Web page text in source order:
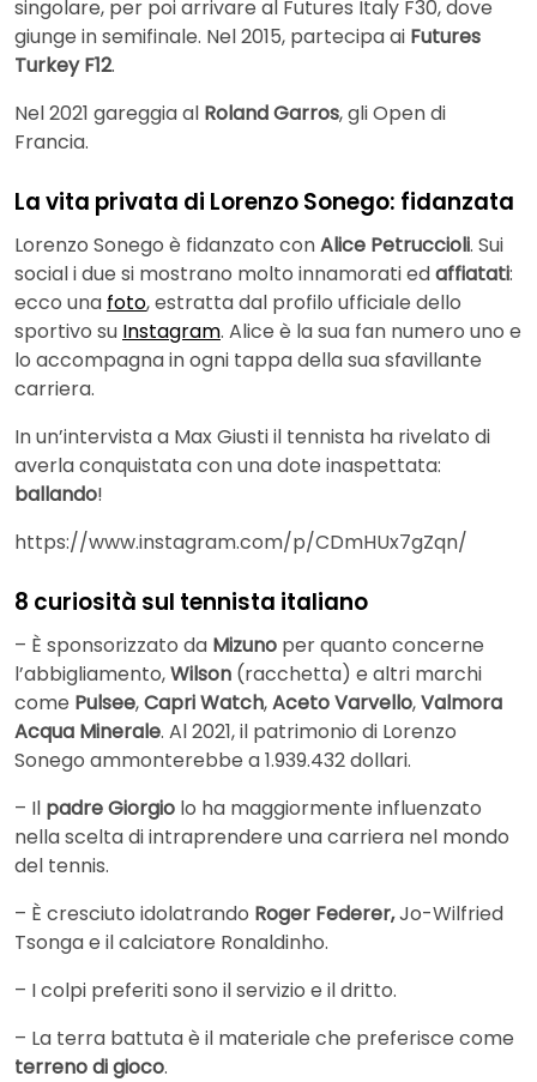
singolare, per poi arrivare al Futures Italy F30, dove
giunge in semifinale. Nel 2015, partecipa ai Futures
Turkey F12.
Nel 2021 gareggia al Roland Garros, gli Open di
Francia.
La vita privata di Lorenzo Sonego: fidanzata
Lorenzo Sonego è fidanzato conAlice Petruccioli. Sui
social i due si mostrano molto innamorati edaffiatati:
ecco una foto, estratta dal profilo ufficiale dello
sportivo su Instagram. Alice è la sua fan numero uno e
lo accompagna in ogni tappa della sua sfavillante
carriera.
In un’intervista a Max Giusti il tennista ha rivelato di
averla conquistata con una dote inaspettata:
ballando!
https://www.instagram.com/p/CDmHUx7gZqn/
8 curiosità sul tennista italiano
– È sponsorizzato da Mizuno per quanto concerne
l’abbigliamento,Wilson (racchetta) e altri marchi
come Pulsee,Capri Watch,Aceto Varvello,Valmora
Acqua Minerale. Al 2021, il patrimonio di Lorenzo
Sonego ammonterebbe a 1.939.432 dollari.
– Il padre Giorgio lo ha maggiormente influenzato
nella scelta di intraprendere una carriera nel mondo
del tennis.
– È cresciuto idolatrando Roger Federer,Jo-Wilfried
Tsonga e il calciatore Ronaldinho.
– I colpi preferiti sono il servizio e il dritto.
– La terra battuta è il materiale che preferisce come
terreno di gioco.